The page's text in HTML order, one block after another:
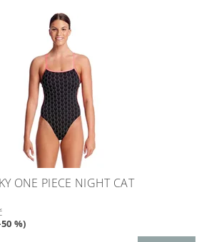
ONE PIECE NIGHT CAT
%)